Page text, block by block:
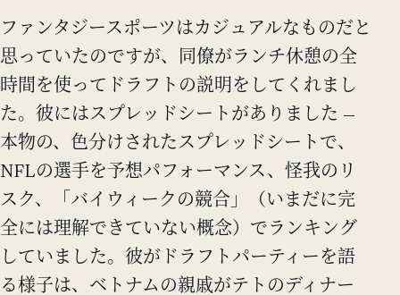
ファンタジースポーツはカジュアルなものだと
思っていたのですが、同僚がランチ休憩の全
時間を使ってドラフトの説明をしてくれまし
た。彼にはスプレッドシートがありました —
本物の、色分けされたスプレッドシートで、
NFLの選手を予想パフォーマンス、怪我のリ
スク、「バイウィークの競合」（いまだに完
全には理解できていない概念）でランキング
していました。彼がドラフトパーティーを語
る様子は、ベトナムの親戚がテトのディナー